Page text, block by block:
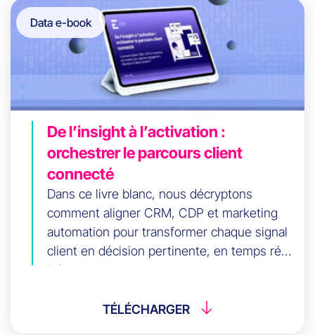
propose une feuille de route 90 jours pour
une stratégie data activation 2026 efficace.
Data e-book
De l’insight à l’activation :
orchestrer le parcours client
connecté
Dans ce livre blanc, nous décryptons
comment aligner CRM, CDP et marketing
automation pour transformer chaque signal
client en décision pertinente, en temps réel.
Découvrez comment passer d’une logique
des parcours, créer une personnalisation
TÉLÉCHARGER